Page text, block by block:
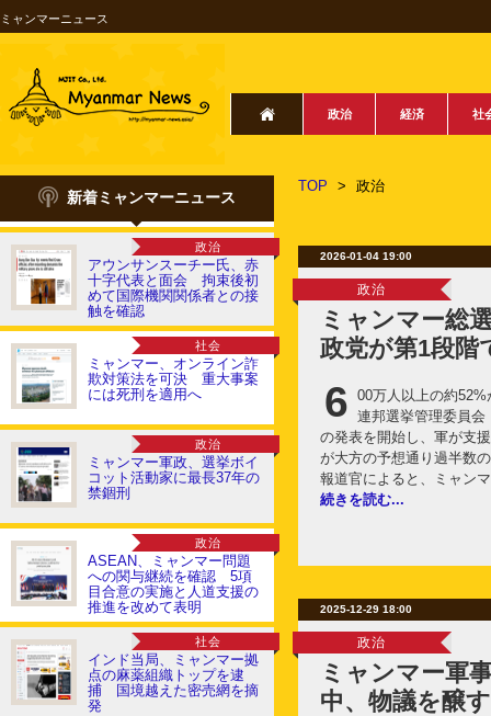
ミャンマーニュース
政治 経済 社
新着ミャンマーニュース
政治
アウンサンスーチー氏、赤
十字代表と面会 拘束後初
めて国際機関関係者との接
触を確認
社会
ミャンマー、オンライン詐
欺対策法を可決 重大事案
には死刑を適用へ
政治
ミャンマー軍政、選挙ボイ
コット活動家に最長37年の
禁錮刑
政治
ASEAN、ミャンマー問題
への関与継続を確認 5項
目合意の実施と人道支援の
推進を改めて表明
社会
インド当局、ミャンマー拠
点の麻薬組織トップを逮
捕 国境越えた密売網を摘
発
TOP > 政治
2026-01-04 19:00
政治
ミャンマー総
政党が第1段階
6 00万人以上の約
連邦選挙管理委員会
の発表を開始し、軍が支
が大方の予想通り過半数
報道官によると、ミャン
続きを読む...
2025-12-29 18:00
政治
ミャンマー軍
中、物議を醸